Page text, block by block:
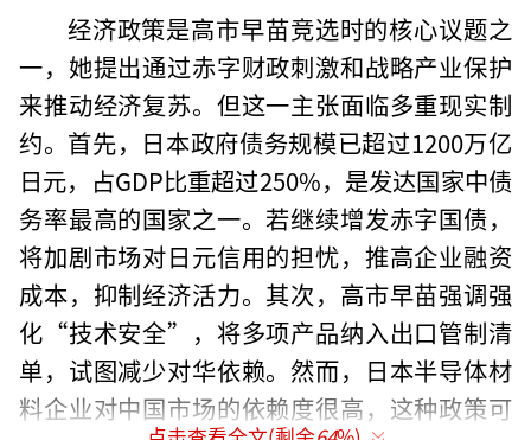
经济政策是高市早苗竞选时的核心议题之
一，她提出通过赤字财政刺激和战略产业保护
来推动经济复苏。但这一主张面临多重现实制
约。首先，日本政府债务规模已超过1200万亿
日元，占GDP比重超过250%，是发达国家中债
务率最高的国家之一。若继续增发赤字国债，
将加剧市场对日元信用的担忧，推高企业融资
成本，抑制经济活力。其次，高市早苗强调强
化“技术安全”，将多项产品纳入出口管制清
单，试图减少对华依赖。然而，日本半导体材
料企业对中国市场的依赖度很高，这种政策可